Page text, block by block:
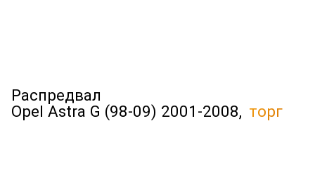
Распредвал
Opel Astra G (98-09) 2001-2008, торг